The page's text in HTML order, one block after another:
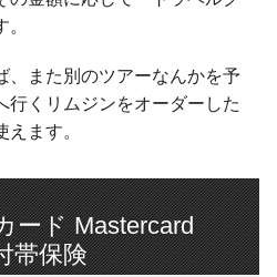
、また別のツアーなんかを予
行くリムジンをオーダーした
ます。
ード Mastercard
帯保険